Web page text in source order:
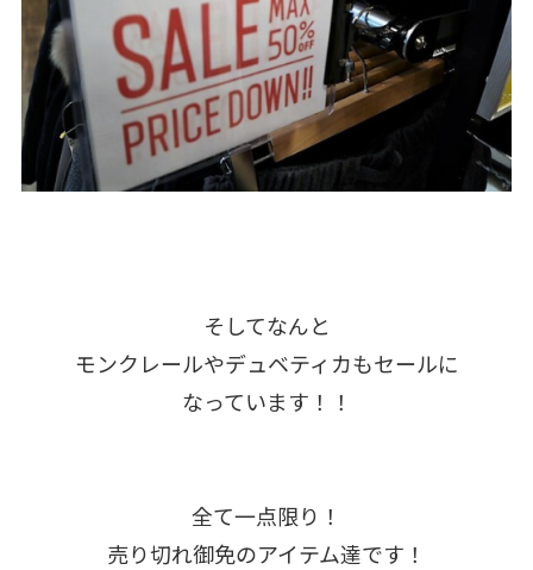
そしてなんと
モンクレールやデュベティカもセールに
なっています！！
全て一点限り！
売り切れ御免のアイテム達です！